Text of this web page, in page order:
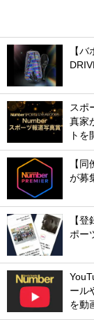
【
スポ
真家
トを
【
が募
【
ポー
ール
を動